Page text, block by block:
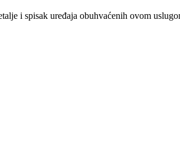
i spisak uređaja obuhvaćenih ovom